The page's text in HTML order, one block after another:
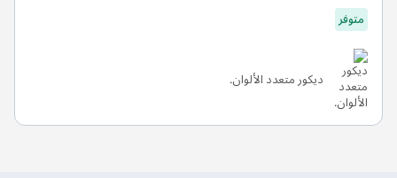
متوفر
ديكور متعدد الألوان.